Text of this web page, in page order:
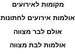
מקומות לאירועים
אולמות אירועים לחתונות
אולם לבר מצווה
אולמות לבת מצווה